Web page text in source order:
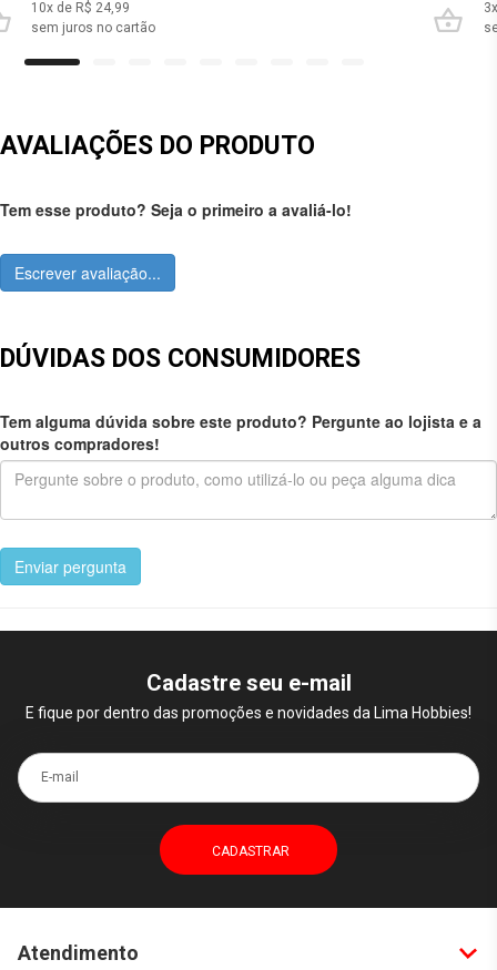
10x de R$ 24,99
sem juros no cartão
3
AVALIAÇÕES DO PRODUTO
Tem esse produto? Seja o primeiro a avaliá-lo!
Escrever avaliação...
DÚVIDAS DOS CONSUMIDORES
Tem alguma dúvida sobre este produto? Pergunte ao lojista e a
outros compradores!
Enviar pergunta
Cadastre seu e-mail
E fique por dentro das promoções e novidades da Lima Hobbies!
E-mail
Atendimento